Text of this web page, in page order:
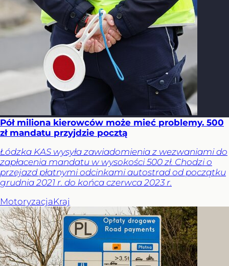
Pół miliona kierowców może mieć problemy. 500
zł mandatu przyjdzie pocztą
Łódzka KAS wysyła zawiadomienia z wezwaniami do
zapłacenia mandatu w wysokości 500 zł. Chodzi o
przejazd płatnymi odcinkami autostrad od początku
grudnia 2021 r. do końca czerwca 2023 r.
MotoryzacjaKraj